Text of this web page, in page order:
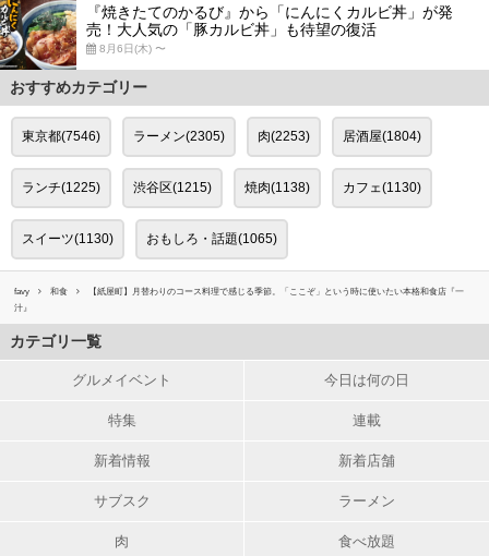
『焼きたてのかるび』から「にんにくカルビ丼」が発
売！大人気の「豚カルビ丼」も待望の復活
8月6日(木) 〜
おすすめカテゴリー
東京都(7546) ラーメン(2305) 肉(2253) 居酒屋(1804)
ランチ(1225) 渋谷区(1215) 焼肉(1138) カフェ(1130)
スイーツ(1130) おもしろ・話題(1065)
favy 和食
【紙屋町】月替わりのコース料理で感じる季節。「ここぞ」という時に使いたい本格和食店『一
汁』
カテゴリ一覧
グルメイベント 今日は何の日
特集 連載
新着情報 新着店舗
サブスク ラーメン
肉 食べ放題